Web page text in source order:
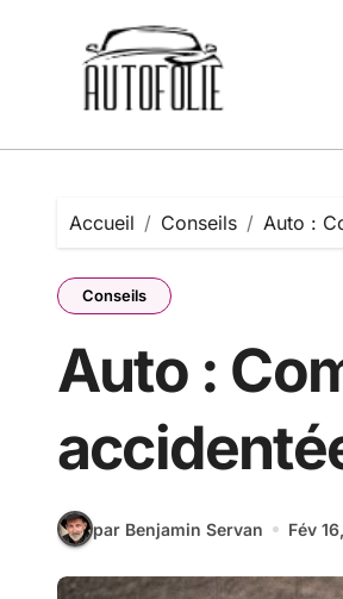
Accueil Conseils Auto :
Conseils
Auto :
par Benjamin Servan Fév